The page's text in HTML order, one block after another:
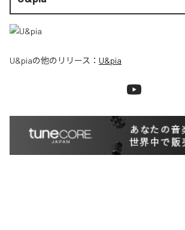
U&piaの他のリリース： U&pia